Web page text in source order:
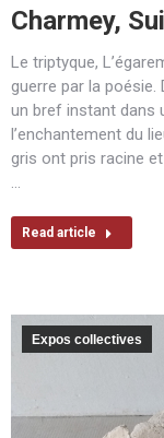
Charmey,
Le triptyque,
guerre par la poésie.
un bref instant dans
l’enchantement du
gris ont pris racine
…
Read article
Expos collectives